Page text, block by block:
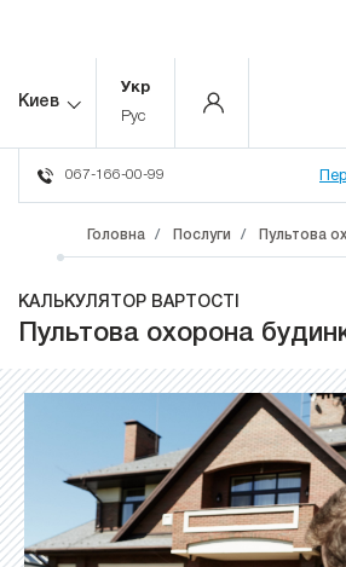
Киев
Укр
Рус
067-166-00-99
Головна Послуги Пультова
КАЛЬКУЛЯТОР ВАРТОСТІ
Пультова охорона